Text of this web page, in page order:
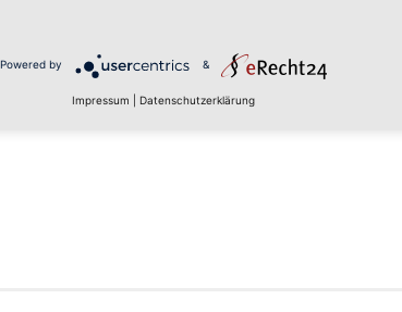
Powered by &
Impressum Datenschutzerklärung